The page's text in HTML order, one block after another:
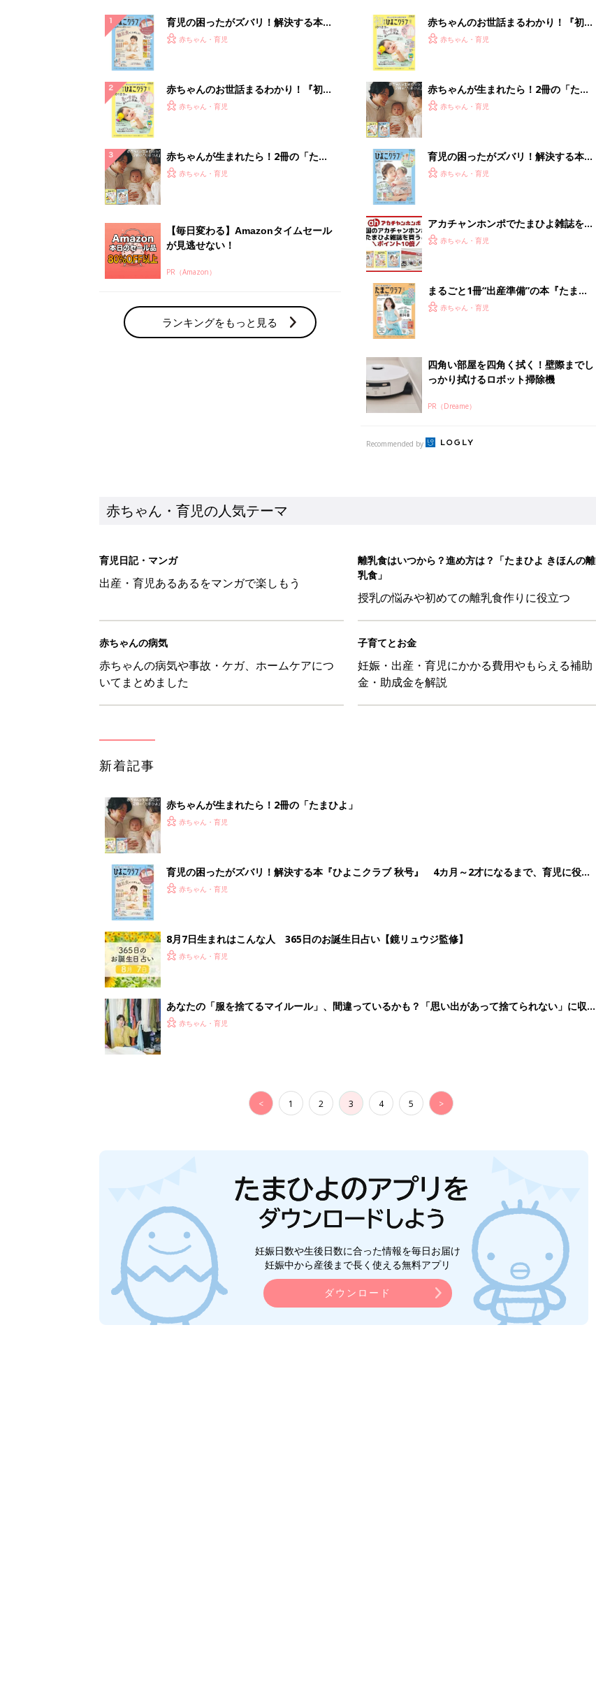
育児の困ったがズバリ！解決する本
『ひよこクラブ 秋号』 4カ月～2才
赤ちゃん・育児
赤ちゃんのお世話まるわかり！『初め
てのひよこクラブ 夏号』〈巻頭大特
赤ちゃん・育児
赤ちゃんが生まれたら！2冊の「たま
ひよ」
赤ちゃん・育児
【毎日変わる】Amazonタイムセール
が見逃せない！
PR（Amazon）
ランキングをもっと見る
赤ちゃんのお世話まるわかり！『初め
てのひよこクラブ 夏号』〈巻頭大特
赤ちゃん・育児
赤ちゃんが生まれたら！2冊の「たま
ひよ」
赤ちゃん・育児
育児の困ったがズバリ！解決する本
『ひよこクラブ 秋号』 4カ月～2才
赤ちゃん・育児
アカチャンホンポでたまひよ雑誌を買
うとポイント10倍【期間限定】
赤ちゃん・育児
まるごと1冊“出産準備”の本『たまご
クラブ 夏号』〈スペシャル大特集〉
赤ちゃん・育児
四角い部屋を四角く拭く！壁際までし
っかり拭けるロボット掃除機
PR（Dreame）
Recommended by
赤ちゃん・育児の人気テーマ
育児日記・マンガ
出産・育児あるあるをマンガで楽しもう
離乳食はいつから？進め方は？「たまひよ きほんの離
乳食」
授乳の悩みや初めての離乳食作りに役立つ
赤ちゃんの病気
赤ちゃんの病気や事故・ケガ、ホームケアにつ
いてまとめました
子育てとお金
妊娠・出産・育児にかかる費用やもらえる補助
金・助成金を解説
新着記事
赤ちゃんが生まれたら！2冊の「たまひよ」
赤ちゃん・育児
育児の困ったがズバリ！解決する本『ひよこクラブ 秋号』 4カ月～2才になるまで、育児に役立
つ情報がいっぱい！
赤ちゃん・育児
8月7日生まれはこんな人 365日のお誕生日占い【鏡リュウジ監修】
赤ちゃん・育児
あなたの「服を捨てるマイルール」、間違っているかも？「思い出があって捨てられない」に収納
スタイリストが喝！
赤ちゃん・育児
< 1 2 3 4 5 >
妊娠日数や生後日数に合った情報を毎日お届け
妊娠中から産後まで長く使える無料アプリ
ダウンロード